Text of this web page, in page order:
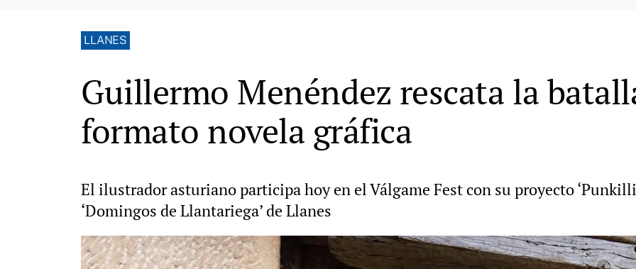
LLANES
Guillermo Menéndez rescata la
formato novela gráfica
El ilustrador asturiano participa hoy en el Válgame Fest con su proyecto
‘Domingos de Llantariega’ de Llanes